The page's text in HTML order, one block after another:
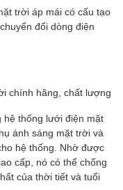
trời áp mái có cấu tạo
đổi dòng điện
chính hãng, chất lượng
hệ thống lưới điện mặt
ánh sáng mặt trời và
hệ thống. Nhờ được
cấp, nó có thể chống
của thời tiết và tuổi